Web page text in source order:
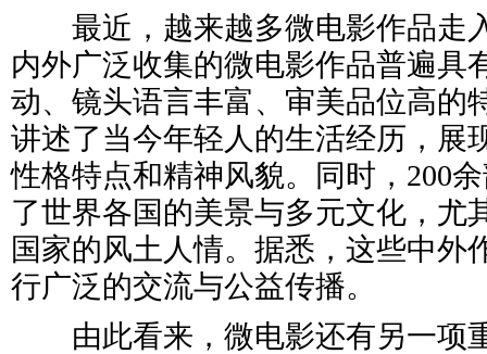
最近，越来越多微电影作品走
内外广泛收集的微电影作品普遍具
动、镜头语言丰富、审美品位高的
讲述了当今年轻人的生活经历，展
性格特点和精神风貌。同时，200
了世界各国的美景与多元文化，尤
国家的风土人情。据悉，这些中外
行广泛的交流与公益传播。
由此看来，微电影还有另一项